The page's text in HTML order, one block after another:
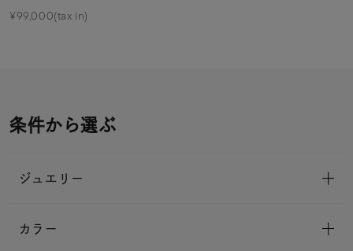
¥99,000(tax in)
条件から選ぶ
ジュエリー
カラー